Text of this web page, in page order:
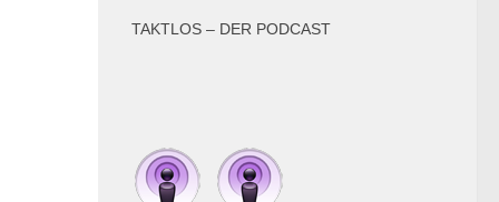
TAKTLOS – DER PODCAST